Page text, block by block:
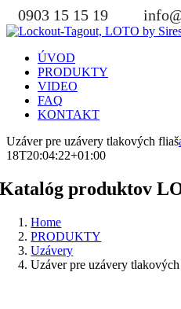
Skip
to
content
0903 15 15 19
ÚVOD
PRODUKTY
VIDEO
FAQ
KONTAKT
Uzáver pre uzávery tlakových fliaš
18T20:04:22+01:00
Katalóg produktov
Home
PRODUKTY
Uzávery
Uzáver pre uzávery